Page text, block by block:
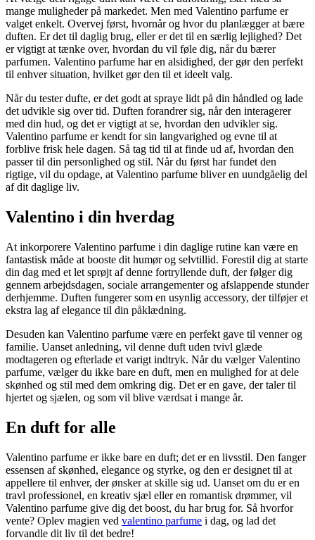
mange muligheder på markedet. Men med Valentino parfume er
valget enkelt. Overvej først, hvornår og hvor du planlægger at bære
duften. Er det til daglig brug, eller er det til en særlig lejlighed? Det
er vigtigt at tænke over, hvordan du vil føle dig, når du bærer
parfumen. Valentino parfume har en alsidighed, der gør den perfekt
til enhver situation, hvilket gør den til et ideelt valg.
Når du tester dufte, er det godt at spraye lidt på din håndled og lade
det udvikle sig over tid. Duften forandrer sig, når den interagerer
med din hud, og det er vigtigt at se, hvordan den udvikler sig.
Valentino parfume er kendt for sin langvarighed og evne til at
forblive frisk hele dagen. Så tag tid til at finde ud af, hvordan den
passer til din personlighed og stil. Når du først har fundet den
rigtige, vil du opdage, at Valentino parfume bliver en uundgåelig del
af dit daglige liv.
Valentino i din hverdag
At inkorporere Valentino parfume i din daglige rutine kan være en
fantastisk måde at booste dit humør og selvtillid. Forestil dig at starte
din dag med et let sprøjt af denne fortryllende duft, der følger dig
gennem arbejdsdagen, sociale arrangementer og afslappende stunder
derhjemme. Duften fungerer som en usynlig accessory, der tilføjer et
ekstra lag af elegance til din påklædning.
Desuden kan Valentino parfume være en perfekt gave til venner og
familie. Uanset anledning, vil denne duft uden tvivl glæde
modtageren og efterlade et varigt indtryk. Når du vælger Valentino
parfume, vælger du ikke bare en duft, men en mulighed for at dele
skønhed og stil med dem omkring dig. Det er en gave, der taler til
hjertet og sjælen, og som vil blive værdsat i mange år.
En duft for alle
Valentino parfume er ikke bare en duft; det er en livsstil. Den fanger
essensen af skønhed, elegance og styrke, og den er designet til at
appellere til enhver, der ønsker at skille sig ud. Uanset om du er en
travl professionel, en kreativ sjæl eller en romantisk drømmer, vil
Valentino parfume give dig det boost, du har brug for. Så hvorfor
vente? Oplev magien ved valentino parfume i dag, og lad det
forvandle dit liv til det bedre!